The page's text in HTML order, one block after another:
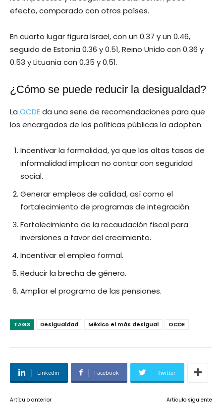
efecto, comparado con otros países.
En cuarto lugar figura Israel, con un 0.37 y un 0.46,
seguido de Estonia 0.36 y 0.51, Reino Unido con 0.36 y
0.53 y Lituania con 0.35 y 0.51.
¿Cómo se puede reducir la desigualdad?
La OCDEda una serie de recomendaciones para que
los encargados de las políticas públicas la adopten.
Incentivar la formalidad, ya que las altas tasas de
informalidad implican no contar con seguridad
social.
Generar empleos de calidad, así como el
fortalecimiento de programas de integración.
Fortalecimiento de la recaudación fiscal para
inversiones a favor del crecimiento.
Incentivar el empleo formal.
Reducir la brecha de género.
Ampliar el programa de las pensiones.
TAGS Desigualdad México el más desigual OCDE
Linkedin Facebook Twitter
Artículo anterior Artículo siguiente